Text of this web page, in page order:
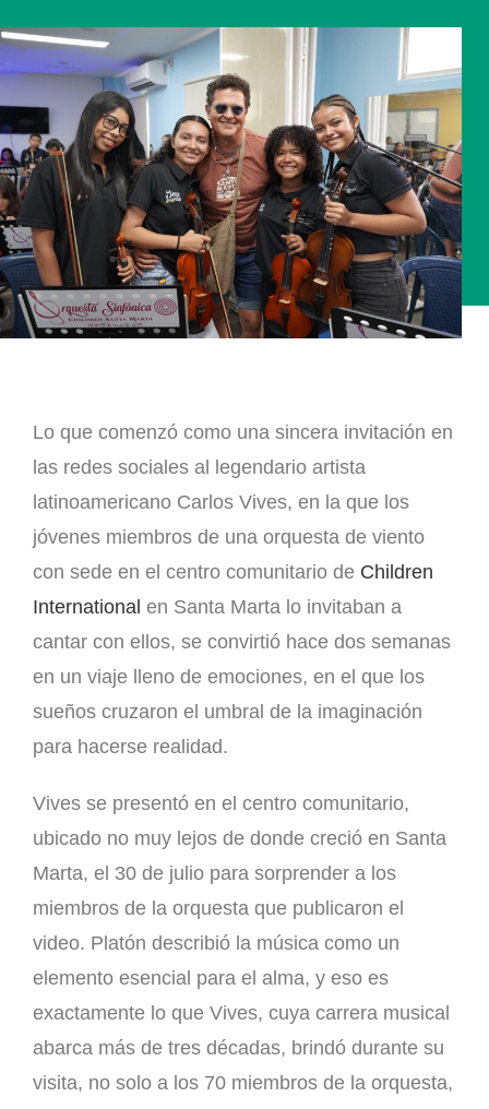
Lo que comenzó como una sincera invitación en
las redes sociales al legendario artista
latinoamericano Carlos Vives, en la que los
jóvenes miembros de una orquesta de viento
con sede en el centro comunitario de Children
International en Santa Marta lo invitaban a
cantar con ellos, se convirtió hace dos semanas
en un viaje lleno de emociones, en el que los
sueños cruzaron el umbral de la imaginación
para hacerse realidad.
Vives se presentó en el centro comunitario,
ubicado no muy lejos de donde creció en Santa
Marta, el 30 de julio para sorprender a los
miembros de la orquesta que publicaron el
video. Platón describió la música como un
elemento esencial para el alma, y eso es
exactamente lo que Vives, cuya carrera musical
abarca más de tres décadas, brindó durante su
visita, no solo a los 70 miembros de la orquesta,